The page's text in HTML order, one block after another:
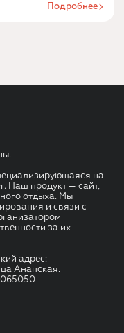
Подробнее
на
Наш продукт — сайт,
отдыха. Мы
и связи с
за их
адрес:
Анапская.